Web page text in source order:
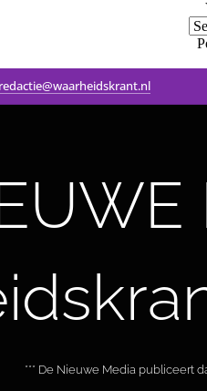
redactie@waarheidskrant.nl
*** De Nieuwe Media publiceert